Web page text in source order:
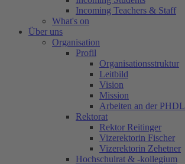
Incoming Teachers & Staff
What's on
Über uns
Organisation
Profil
Organisationsstruktur
Leitbild
Vision
Mission
Arbeiten an der PHDL
Rektorat
Rektor Reitinger
Vizerektorin Fischer
Vizerektorin Zehetner
Hochschulrat & -kollegium